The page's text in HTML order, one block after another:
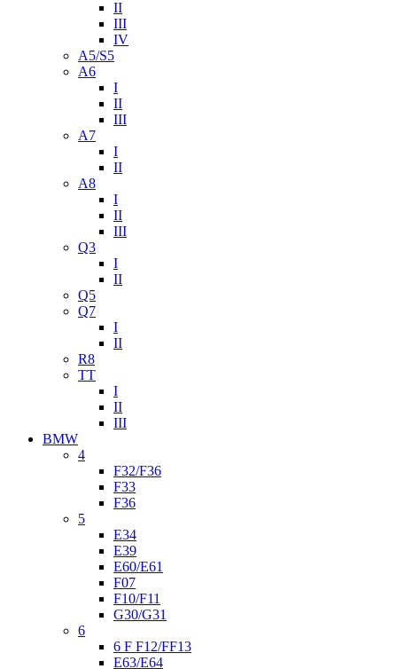
II
III
IV
A5/S5
A6
I
II
III
A7
I
II
A8
I
II
III
Q3
I
II
Q5
Q7
I
II
R8
TT
I
II
III
BMW
4
F32/F36
F33
F36
5
E34
E39
E60/E61
F07
F10/F11
G30/G31
6
6 F F12/FF13
E63/E64